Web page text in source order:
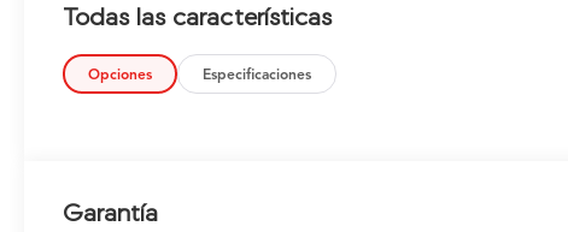
Todas las características
Opciones Especificaciones
Garantía